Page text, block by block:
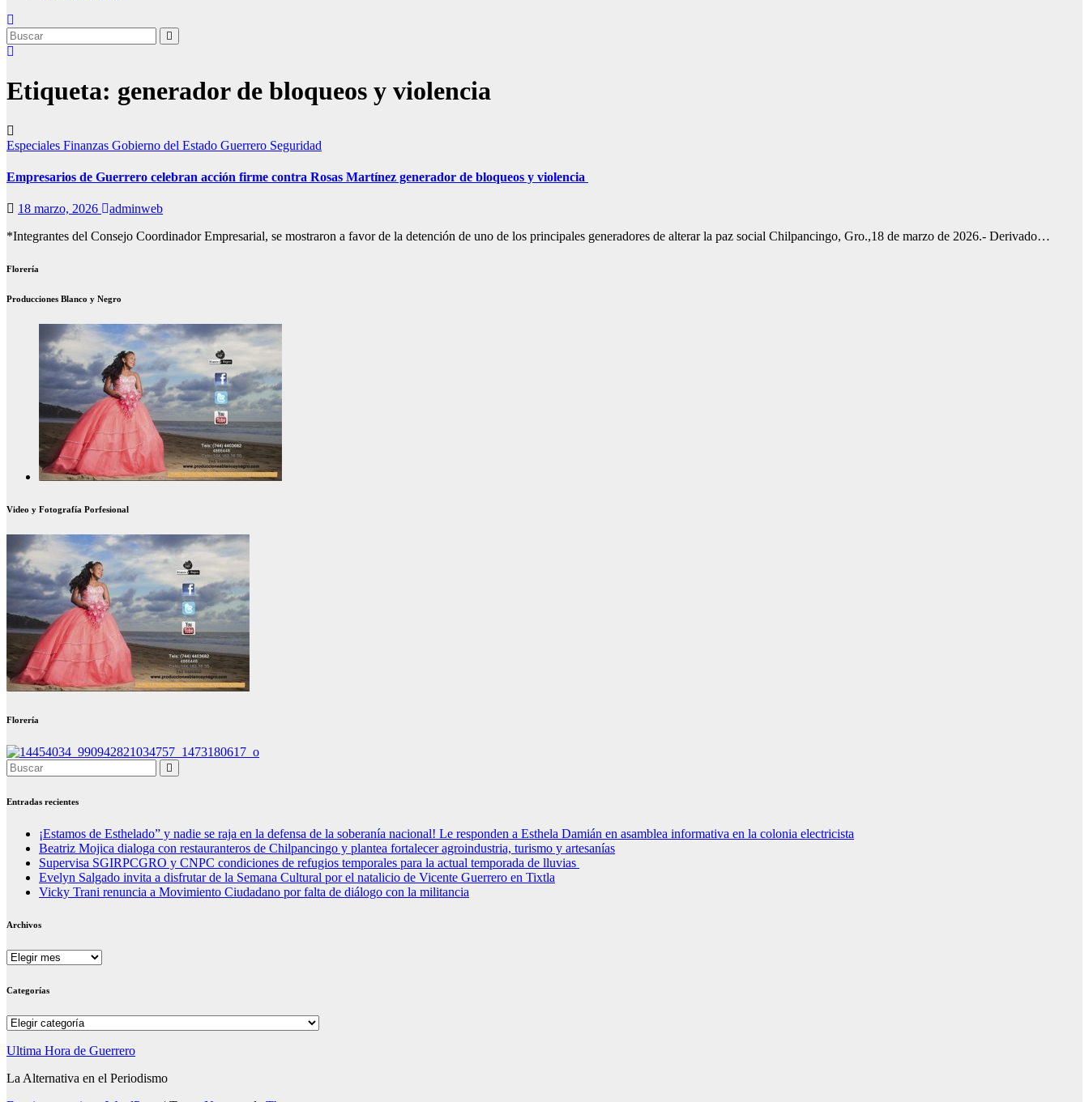
Etiqueta: generador de bloqueos y violencia
Especiales Finanzas Gobierno del Estado Guerrero Seguridad
Empresarios de Guerrero celebran acción firme contra Rosas Martínez generador de bloqueos y violencia
18 marzo, 2026
adminweb
*Integrantes del Consejo Coordinador Empresarial, se mostraron a favor de la detención de uno de los principales generadores de alterar la paz social Chilpancingo, Gro.,18 de marzo de 2026.- Derivado…
Florería
Producciones Blanco y Negro
Video y Fotografía Porfesional
Florería
Entradas recientes
¡Estamos de Esthelado” y nadie se raja en la defensa de la soberanía nacional! Le responden a Esthela Damián en asamblea informativa en la colonia electricista
Beatriz Mojica dialoga con restauranteros de Chilpancingo y plantea fortalecer agroindustria, turismo y artesanías
Supervisa SGIRPCGRO y CNPC condiciones de refugios temporales para la actual temporada de lluvias
Evelyn Salgado invita a disfrutar de la Semana Cultural por el natalicio de Vicente Guerrero en Tixtla
Vicky Trani renuncia a Movimiento Ciudadano por falta de diálogo con la militancia
Archivos
Archivos
Categorías
Categorías
Ultima Hora de Guerrero
La Alternativa en el Periodismo